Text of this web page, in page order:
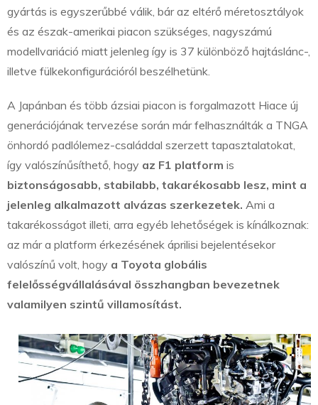
gyártás is egyszerűbbé válik, bár az eltérő méretosztályok
és az észak-amerikai piacon szükséges, nagyszámú
modellvariáció miatt jelenleg így is 37 különböző hajtáslánc-,
illetve fülkekonfigurációról beszélhetünk.
A Japánban és több ázsiai piacon is forgalmazott Hiace új
generációjának tervezése során már felhasználták a TNGA
önhordó padlólemez-családdal szerzett tapasztalatokat,
így valószínűsíthető, hogy az F1 platform is
biztonságosabb, stabilabb, takarékosabb lesz, mint a
jelenleg alkalmazott alvázas szerkezetek. Ami a
takarékosságot illeti, arra egyéb lehetőségek is kínálkoznak:
az már a platform érkezésének áprilisi bejelentésekor
valószínű volt, hogy a Toyota globális
felelősségvállalásával összhangban bevezetnek
valamilyen szintű villamosítást.